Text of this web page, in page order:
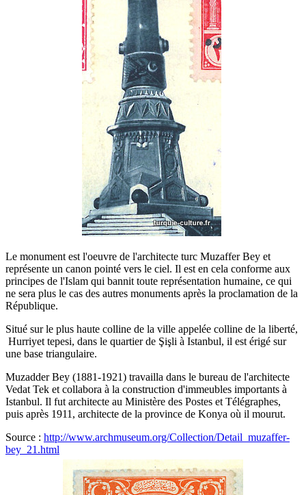
Le monument est l'oeuvre de l'architecte turc Muzaffer Bey et
représente un canon pointé vers le ciel. Il est en cela conforme aux
principes de l'Islam qui bannit toute représentation humaine, ce qui
ne sera plus le cas des autres monuments après la proclamation de la
République.
Situé sur le plus haute colline de la ville appelée colline de la liberté,
Hurriyet tepesi, dans le quartier de Şişli à Istanbul, il est érigé sur
une base triangulaire.
Muzadder Bey (1881-1921) travailla dans le bureau de l'architecte
Vedat Tek et collabora à la construction d'immeubles importants à
Istanbul. Il fut architecte au Ministère des Postes et Télégraphes,
puis après 1911, architecte de la province de Konya où il mourut.
Source : http://www.archmuseum.org/Collection/Detail_muzaffer-
bey_21.html